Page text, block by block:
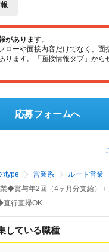
があります。
ローや面接内容だけでなく、面
ります。「面接情報タブ」から
応募フォームへ
type 営業系 ルート営業
◆賞与年2回（4ヶ月分支給）
行直帰OK
している職種